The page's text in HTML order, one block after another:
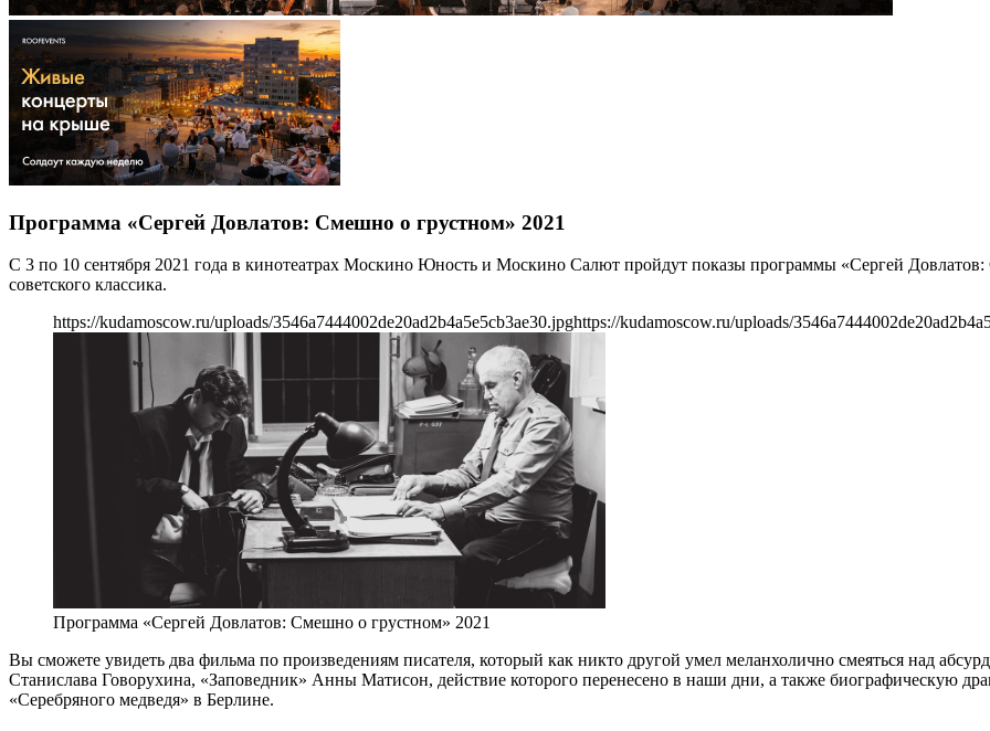
Программа «Сергей Довлатов: Смешно о грустном» 2021
С 3 по 10 сентября 2021 года в кинотеатрах Москино Юность и Москино Салют пройдут показы программы «Сергей
советского классика.
https://kudamoscow.ru/uploads/3546a7444002de20ad2b4a5e5cb3ae30.jpghttps://kudamoscow.ru/uploads/
Программа «Сергей Довлатов: Смешно о грустном» 2021
Вы сможете увидеть два фильма по произведениям писателя, который как никто другой умел меланхолично смеяться над
Станислава Говорухина, «Заповедник» Анны Матисон, действие которого перенесено в наши дни, а также биографическую
«Серебряного медведя» в Берлине.